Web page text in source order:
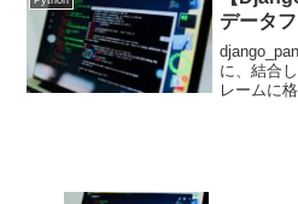
データ
に、結合
レームに